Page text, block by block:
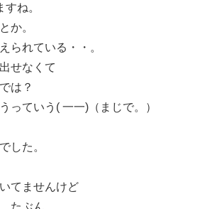
ね。
か。
られている・・。
せなくて
は？
っていう( 一一)（まじで。）
した。
てませんけど